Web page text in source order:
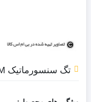
تگ سنسورماتیک AM